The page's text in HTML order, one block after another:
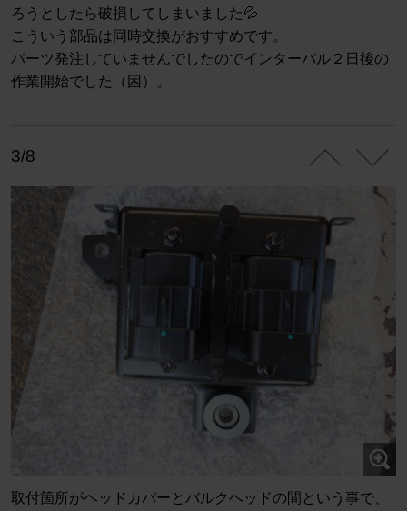
ろうとしたら破損してしまいました💦
こういう部品は同時交換がおすすめです。
パーツ発注していませんでしたのでインターバル２日後の
作業開始でした（困）。
3/8
取付箇所がヘッドカバーとバルクヘッドの間という事で、